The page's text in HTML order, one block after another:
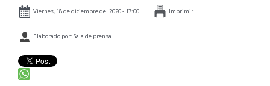
TRANSPARENCIA
PARTICIPACIÓN
RELACIONES INTERNACIONALES
AGENDA
Viernes, 18 de diciembre del 2020 - 17:00 Imprimir
Elaborado por: Sala de prensa